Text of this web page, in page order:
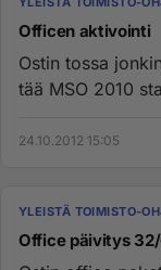
Officen aktivointi
Ostin tossa
tää MSO 2010
24.10.2012 15:05
YLEISTÄ TOIMISTO-
Office päivitys